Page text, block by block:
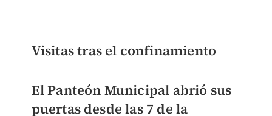
Visitas tras el confinamiento
El Panteón Municipal abrió sus
puertas desde las 7 de la